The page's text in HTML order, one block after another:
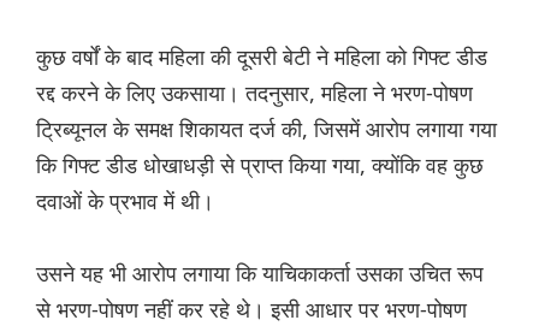
कुछ वर्षों के बाद महिला की दूसरी बेटी ने महिला को गिफ्ट डीड
रद्द करने के लिए उकसाया। तदनुसार, महिला ने भरण-पोषण
ट्रिब्यूनल के समक्ष शिकायत दर्ज की, जिसमें आरोप लगाया गया
कि गिफ्ट डीड धोखाधड़ी से प्राप्त किया गया, क्योंकि वह कुछ
दवाओं के प्रभाव में थी।
उसने यह भी आरोप लगाया कि याचिकाकर्ता उसका उचित रूप
से भरण-पोषण नहीं कर रहे थे। इसी आधार पर भरण-पोषण